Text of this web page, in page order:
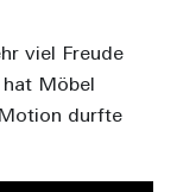
viel Freude
Möbel
durfte